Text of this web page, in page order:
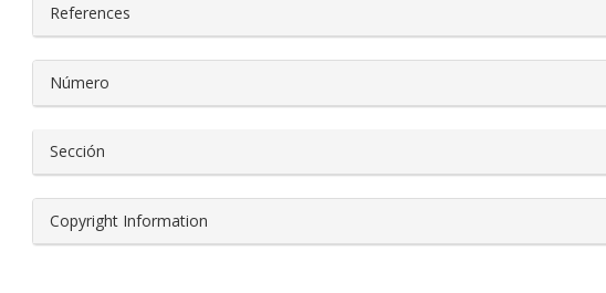
References
Número
Sección
Copyright Information